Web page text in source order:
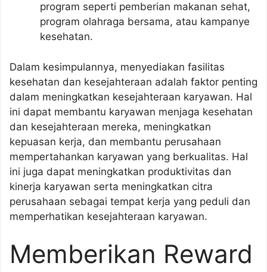
program seperti pemberian makanan sehat,
program olahraga bersama, atau kampanye
kesehatan.
Dalam kesimpulannya, menyediakan fasilitas
kesehatan dan kesejahteraan adalah faktor penting
dalam meningkatkan kesejahteraan karyawan. Hal
ini dapat membantu karyawan menjaga kesehatan
dan kesejahteraan mereka, meningkatkan
kepuasan kerja, dan membantu perusahaan
mempertahankan karyawan yang berkualitas. Hal
ini juga dapat meningkatkan produktivitas dan
kinerja karyawan serta meningkatkan citra
perusahaan sebagai tempat kerja yang peduli dan
memperhatikan kesejahteraan karyawan.
Memberikan Reward